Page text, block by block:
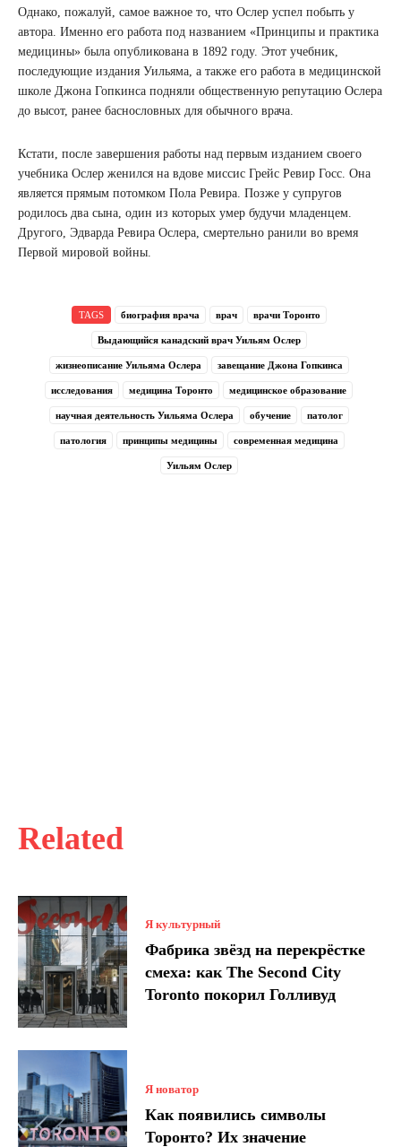
Related
Я культурный
Фабрика звёзд на перекрёстке
смеха: как The Second City
Toronto покорил Голливуд
Я новатор
Как появились символы
Торонто? Их значение
Однако, пожалуй, самое важное то, что Ослер успел побыть у
автора. Именно его работа под названием «Принципы и практика
медицины» была опубликована в 1892 году. Этот учебник,
последующие издания Уильяма, а также его работа в медицинской
школе Джона Гопкинса подняли общественную репутацию Ослера
до высот, ранее баснословных для обычного врача.
Кстати, после завершения работы над первым изданием своего
учебника Ослер женился на вдове миссис Грейс Ревир Госс. Она
является прямым потомком Пола Ревира. Позже у супругов
родилось два сына, один из которых умер будучи младенцем.
Другого, Эдварда Ревира Ослера, смертельно ранили во время
Первой мировой войны.
TAGS биография врача врач врачи Торонто
Выдающийся канадский врач Уильям Ослер
жизнеописание Уильяма Ослера завещание Джона Гопкинса
исследования медицина Торонто медицинское образование
научная деятельность Уильяма Ослера обучение патолог
патология принципы медицины современная медицина
Уильям Ослер